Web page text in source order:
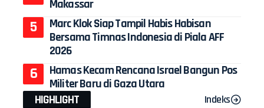
Makassar
Marc Klok Siap Tampil Habis Habisan
Bersama Timnas Indonesia di Piala AFF
2026
Hamas Kecam Rencana Israel Bangun Pos
Militer Baru di Gaza Utara
HIGHLIGHT
Indeks